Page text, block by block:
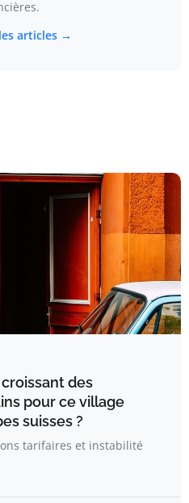
articles →
des
pour ce village
suisses ?
tarifaires et instabilité